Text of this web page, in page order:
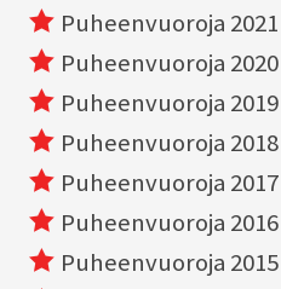
Puheenvuoroja 2021
Puheenvuoroja 2020
Puheenvuoroja 2019
Puheenvuoroja 2018
Puheenvuoroja 2017
Puheenvuoroja 2016
Puheenvuoroja 2015